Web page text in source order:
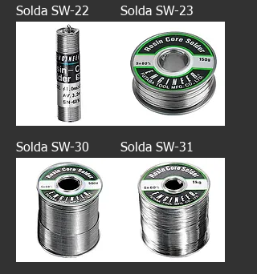
Solda SW-22 Solda SW-23
Solda SW-30 Solda SW-31